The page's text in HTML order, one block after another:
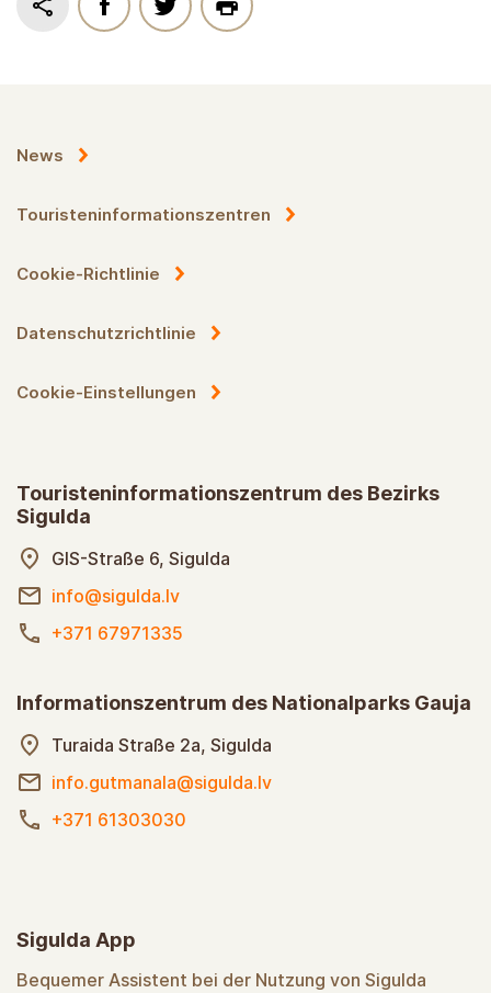
News
Touristeninformationszentren
Cookie-Richtlinie
Datenschutzrichtlinie
Cookie-Einstellungen
Touristeninformationszentrum des Bezirks
Sigulda
GIS-Straße 6, Sigulda
info@sigulda.lv
+371 67971335
Informationszentrum des Nationalparks Gauja
Turaida Straße 2a, Sigulda
info.gutmanala@sigulda.lv
+371 61303030
Sigulda App
Bequemer Assistent bei der Nutzung von Sigulda